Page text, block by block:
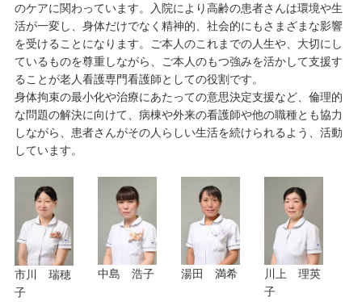
のケアに関わっています。入院により高齢の患者さんは環境や生
活が一変し、身体だけでなく精神的、社会的にもさまざまな影響
を受けることになります。ご本人のこれまでの人生や、大切にし
ているものを尊重しながら、ご本人のもつ強みを活かして支援す
ることが老人看護専門看護師としての役割です。
身体拘束の最小化や治療にあたっての意思決定支援など、倫理的
な問題の解決に向けて、病棟や外来の看護師や他の職種とも協力
しながら、患者さんがその人らしい生活を続けられるよう、活動
しています。
市川 瑞穂
子
中島 浩子 湯田 満希
川上 理英
子